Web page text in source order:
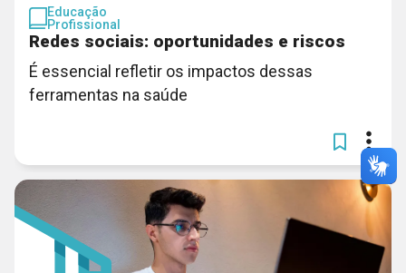
Educação
Profissional
Redes sociais: oportunidades e riscos
É essencial refletir os impactos dessas
ferramentas na saúde